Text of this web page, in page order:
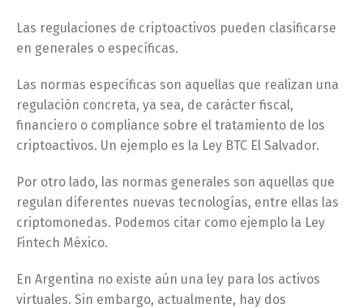
Las regulaciones de criptoactivos pueden clasificarse
en generales o específicas.
Las normas específicas son aquellas que realizan una
regulación concreta, ya sea, de carácter fiscal,
financiero o compliance sobre el tratamiento de los
criptoactivos. Un ejemplo es la Ley BTC El Salvador.
Por otro lado, las normas generales son aquellas que
regulan diferentes nuevas tecnologías, entre ellas las
criptomonedas. Podemos citar como ejemplo la Ley
Fintech México.
En Argentina no existe aún una ley para los activos
virtuales. Sin embargo, actualmente, hay dos